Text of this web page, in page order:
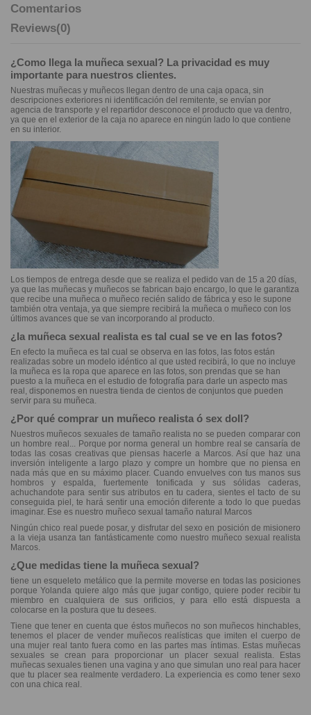
Comentarios
Reviews(0)
¿Como llega la muñeca sexual? La privacidad es muy
importante para nuestros clientes.
Nuestras muñecas y muñecos llegan dentro de una caja opaca, sin
descripciones exteriores ni identificación del remitente, se envían por
agencia de transporte y el repartidor desconoce el producto que va dentro,
ya que en el exterior de la caja no aparece en ningún lado lo que contiene
en su interior.
Los tiempos de entrega desde que se realiza el pedido van de 15 a 20 días,
ya que las muñecas y muñecos se fabrican bajo encargo, lo que le garantiza
que recibe una muñeca o muñeco recién salido de fábrica y eso le supone
también otra ventaja, ya que siempre recibirá la muñeca o muñeco con los
últimos avances que se van incorporando al producto.
¿la muñeca sexual realista es tal cual se ve en las fotos?
En efecto la muñeca es tal cual se observa en las fotos, las fotos están
realizadas sobre un modelo idéntico al que usted recibirá, lo que no incluye
la muñeca es la ropa que aparece en las fotos, son prendas que se han
puesto a la muñeca en el estudio de fotografía para darle un aspecto mas
real, disponemos en nuestra tienda de cientos de conjuntos que pueden
servir para su muñeca.
¿Por qué comprar un muñeco realista ó sex doll?
Nuestros muñecos sexuales de tamaño realista no se pueden comparar con
un hombre real... Porque por norma general un hombre real se cansaría de
todas las cosas creativas que piensas hacerle a Marcos. Así que haz una
inversión inteligente a largo plazo y compre un hombre que no piensa en
nada más que en su máximo placer. Cuando envuelves con tus manos sus
hombros y espalda, fuertemente tonificada y sus sólidas caderas,
achuchandote para sentir sus atributos en tu cadera, sientes el tacto de su
conseguida piel, te hará sentir una emoción diferente a todo lo que puedas
imaginar. Ese es nuestro muñeco sexual tamaño natural Marcos
Ningún chico real puede posar, y disfrutar del sexo en posición de misionero
a la vieja usanza tan fantásticamente como nuestro muñeco sexual realista
Marcos.
¿Que medidas tiene la muñeca sexual?
tiene un esqueleto metálico que la permite moverse en todas las posiciones
porque Yolanda quiere algo más que jugar contigo, quiere poder recibir tu
miembro en cualquiera de sus orificios, y para ello está dispuesta a
colocarse en la postura que tu desees.
Tiene que tener en cuenta que éstos muñecos no son muñecos hinchables,
tenemos el placer de vender muñecos realísticas que imiten el cuerpo de
una mujer real tanto fuera como en las partes mas íntimas. Estas muñecas
sexuales se crean para proporcionar un placer sexual realista. Estas
muñecas sexuales tienen una vagina y ano que simulan uno real para hacer
que tu placer sea realmente verdadero. La experiencia es como tener sexo
con una chica real.